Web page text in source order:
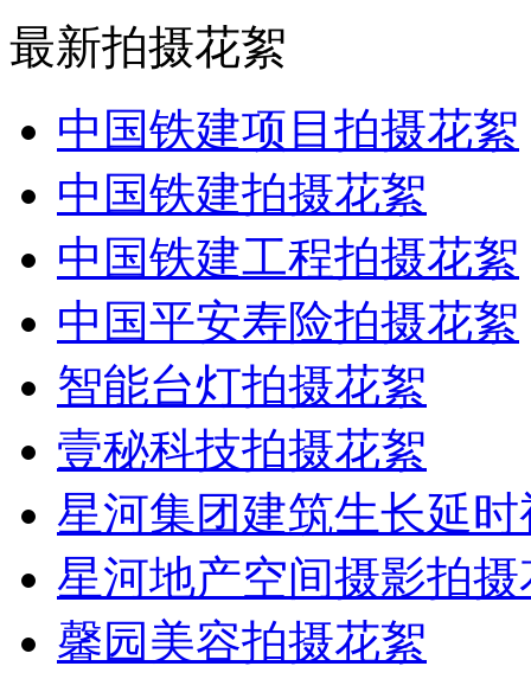
最新拍摄花絮
中国铁建项目拍摄花絮
中国铁建拍摄花絮
中国铁建工程拍摄花絮
中国平安寿险拍摄花絮
智能台灯拍摄花絮
壹秘科技拍摄花絮
星河集团建筑生长延
星河地产空间摄影拍摄
馨园美容拍摄花絮